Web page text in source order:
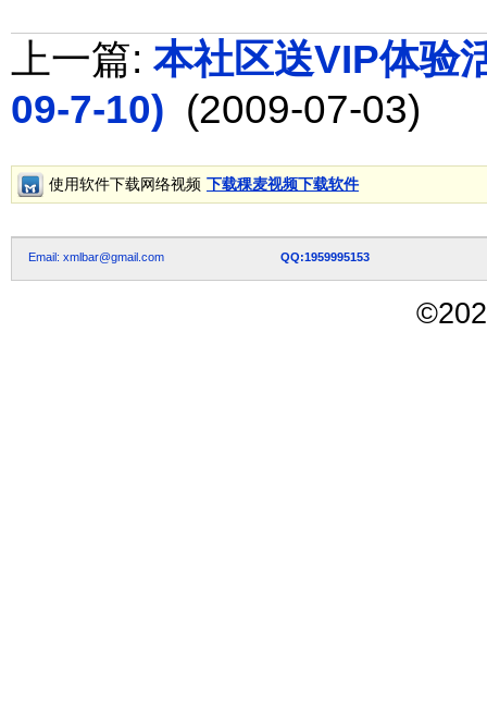
上一篇: 本社区送VIP体验
09-7-10) (2009-07-03)
使用软件下载网络视频 下载稞麦视频下载软件
Email: xmlbar@gmail.com QQ:1959995153
©